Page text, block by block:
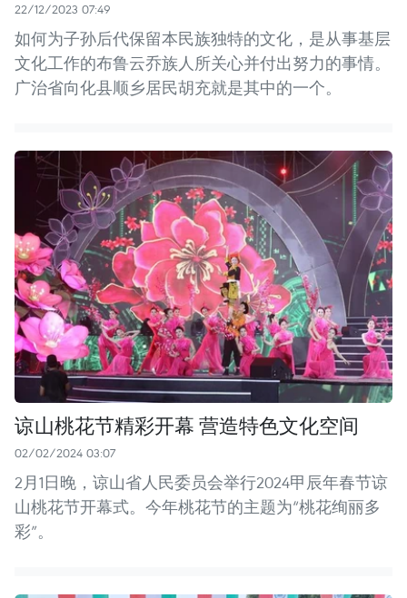
22/12/2023 07:49
如何为子孙后代保留本民族独特的文化，是从事基层
文化工作的布鲁云乔族人所关心并付出努力的事情。
广治省向化县顺乡居民胡充就是其中的一个。
谅山桃花节精彩开幕 营造特色文化空间
02/02/2024 03:07
2月1日晚，谅山省人民委员会举行2024甲辰年春节谅
山桃花节开幕式。今年桃花节的主题为“桃花绚丽多
彩”。